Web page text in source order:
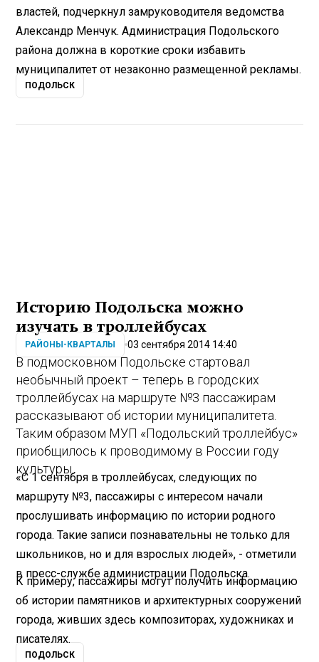
властей, подчеркнул замруководителя ведомства
Александр Менчук. Администрация Подольского
района должна в короткие сроки избавить
муниципалитет от незаконно размещенной рекламы.
ПОДОЛЬСК
Историю Подольска можно
изучать в троллейбусах
РАЙОНЫ-КВАРТАЛЫ 03 сентября 2014 14:40
В подмосковном Подольске стартовал
необычный проект – теперь в городских
троллейбусах на маршруте №3 пассажирам
рассказывают об истории муниципалитета.
Таким образом МУП «Подольский троллейбус»
приобщилось к проводимому в России году
культуры.
«С 1 сентября в троллейбусах, следующих по
маршруту №3, пассажиры с интересом начали
прослушивать информацию по истории родного
города. Такие записи познавательны не только для
школьников, но и для взрослых людей», - отметили
в пресс-службе администрации Подольска.
К примеру, пассажиры могут получить информацию
об истории памятников и архитектурных сооружений
города, живших здесь композиторах, художниках и
писателях.
ПОДОЛЬСК